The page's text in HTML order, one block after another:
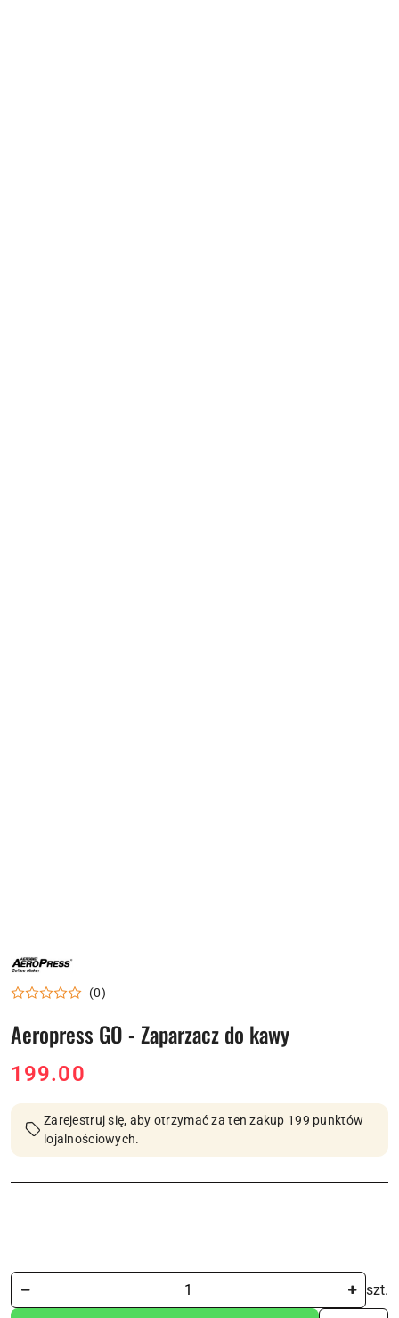
NAZWA
PRODUCENTA:
AEROPRESS
(0)
Aeropress GO - Zaparzacz do kawy
cena:
199.00
Zarejestruj się, aby otrzymać za ten zakup 199 punktów
lojalnościowych.
szt.